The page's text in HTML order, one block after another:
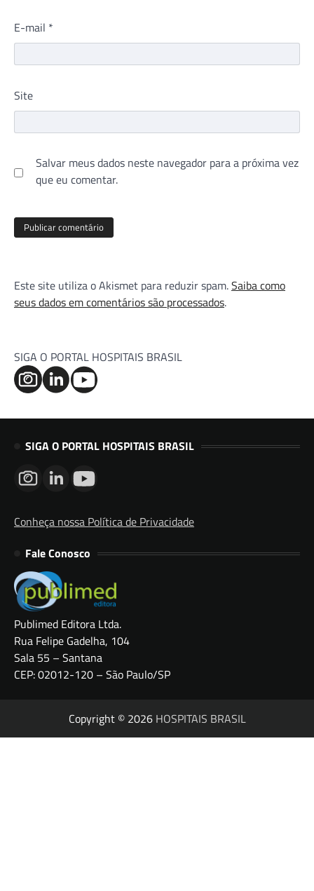
E-mail *
Site
Salvar meus dados neste navegador para a próxima vez
que eu comentar.
Este site utiliza o Akismet para reduzir spam.Saiba como
seus dados em comentários são processados.
SIGA O PORTAL HOSPITAIS BRASIL
SIGA O PORTAL HOSPITAIS BRASIL
Conheça nossa Política de Privacidade
Fale Conosco
Publimed Editora Ltda.
Rua Felipe Gadelha, 104
Sala 55 – Santana
CEP: 02012-120 – São Paulo/SP
Copyright © 2026 HOSPITAIS BRASIL